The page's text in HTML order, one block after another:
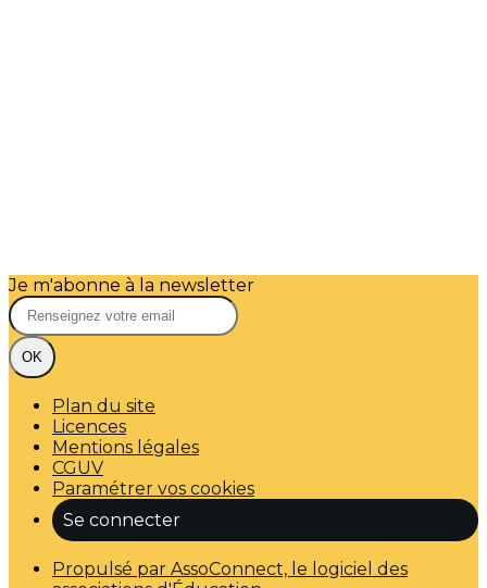
Je m'abonne à la newsletter
OK
Plan du site
Licences
Mentions légales
CGUV
Paramétrer vos cookies
Se connecter
Propulsé par AssoConnect, le logiciel des